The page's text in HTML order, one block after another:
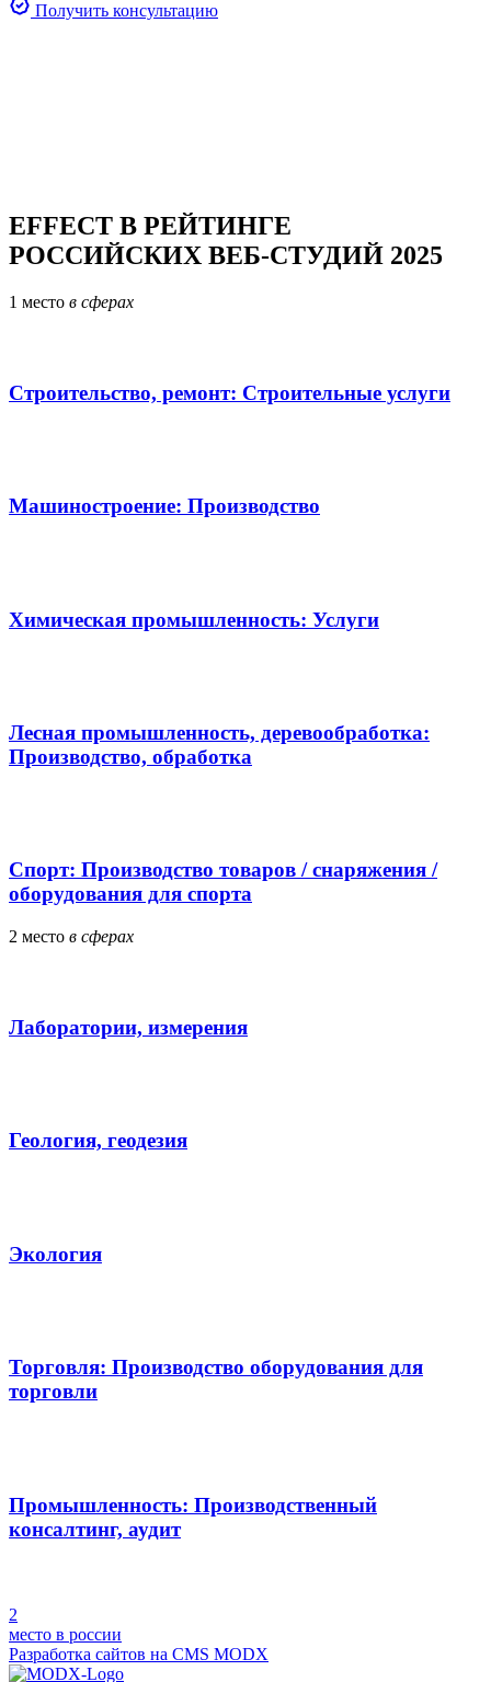
Получить консультацию
EFFECT В РЕЙТИНГЕ
РОССИЙСКИХ ВЕБ-СТУДИЙ 2025
1 место в сферах
Строительство, ремонт: Строительные услуги
Машиностроение: Производство
Химическая промышленность: Услуги
Лесная промышленность, деревообработка:
Производство, обработка
Спорт: Производство товаров / снаряжения /
оборудования для спорта
2 место в сферах
Лаборатории, измерения
Геология, геодезия
Экология
Торговля: Производство оборудования для
торговли
Промышленность: Производственный
консалтинг, аудит
2
место в россии
Разработка сайтов на CMS MODX